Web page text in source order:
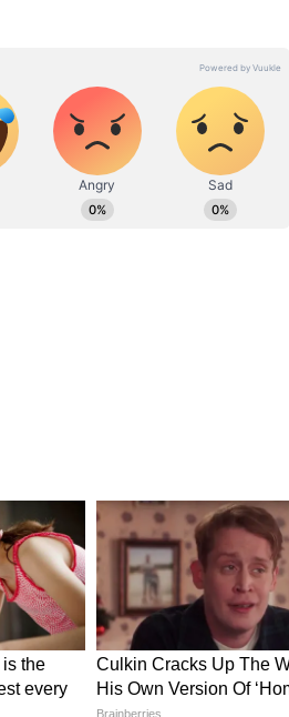
Top 10 Morning News: देश-
दुनिया में बड़ा भूचाल लाने वाली सुबह
की 10 बड़ी खबरों के ताजा अपडेट
तनाव भी सामने आया।
जहां बड़े नेताओं के बीच सीधी
अधिक पारदर्शी बनाने में मदद की,
में बड़े राजनीतिक बदलाव
का अनुमान लगाया गया है, जबकि
भविष्यवाणी की गई है। इसके अलावा
कुल 22 साल का अनुभव। 19 फरवरी 2024
डिग्री के साथ इन्होंने डबल MA LLB भी किया
की रुचि है। हिंदी दैनिक आज, डेली न्यूज
संस्थानों में भी सूर्या सेवाएं दे चुके हैं।